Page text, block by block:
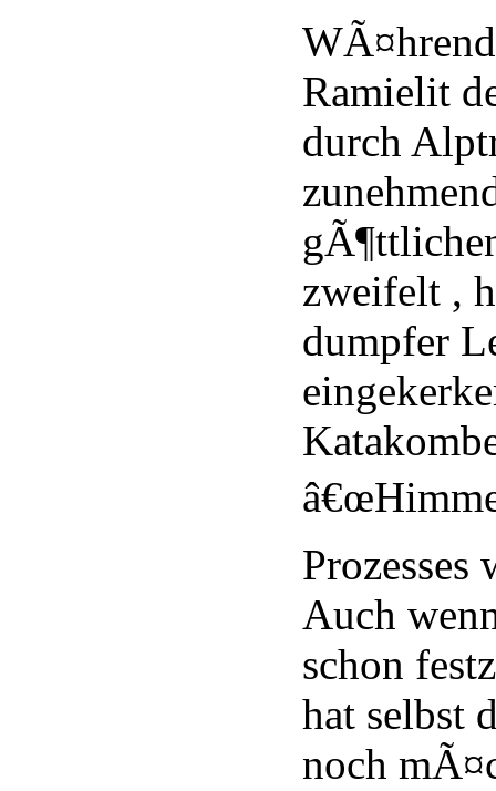
Ramielit
durch
zweifelt ,
dumpfer
Prozesses
Auch
schon
hat selbst
noch